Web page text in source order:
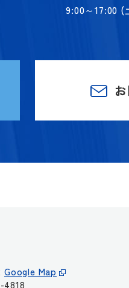
9:00～17:00 (
Google Map
4818